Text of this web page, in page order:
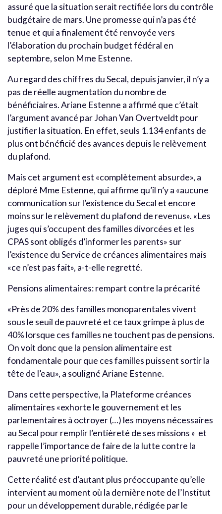
assuré que la situation serait rectifiée lors du contrôle
budgétaire de mars. Une promesse qui n’a pas été
tenue et qui a finalement été renvoyée vers
l’élaboration du prochain budget fédéral en
septembre, selon Mme Estenne.
Au regard des chiffres du Secal, depuis janvier, il n’y a
pas de réelle augmentation du nombre de
bénéficiaires. Ariane Estenne a affirmé que c’était
l’argument avancé par Johan Van Overtveldt pour
justifier la situation. En effet, seuls 1.134 enfants de
plus ont bénéficié des avances depuis le relèvement
du plafond.
Mais cet argument est «complètement absurde», a
déploré Mme Estenne, qui affirme qu’il n’y a «aucune
communication sur l’existence du Secal et encore
moins sur le relèvement du plafond de revenus». «Les
juges qui s’occupent des familles divorcées et les
CPAS sont obligés d’informer les parents» sur
l’existence du Service de créances alimentaires mais
«ce n’est pas fait», a-t-elle regretté.
Pensions alimentaires: rempart contre la précarité
«Près de 20% des familles monoparentales vivent
sous le seuil de pauvreté et ce taux grimpe à plus de
40% lorsque ces familles ne touchent pas de pensions.
On voit donc que la pension alimentaire est
fondamentale pour que ces familles puissent sortir la
tête de l’eau», a souligné Ariane Estenne.
Dans cette perspective, la Plateforme créances
alimentaires «exhorte le gouvernement et les
parlementaires à octroyer (…) les moyens nécessaires
au Secal pour remplir l’entièreté de ses missions » et
rappelle l’importance de faire de la lutte contre la
pauvreté une priorité politique.
Cette réalité est d’autant plus préoccupante qu’elle
intervient au moment où la dernière note de l’Institut
pour un développement durable, rédigée par le